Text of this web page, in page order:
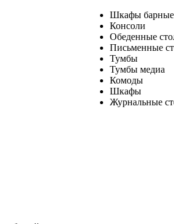
Шкафы барные
Консоли
Обеденные
Письменные
Тумбы
Тумбы медиа
Комоды
Шкафы
Журнальные